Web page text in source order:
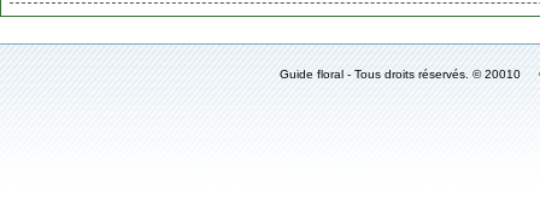
Guide floral - Tous droits réservés. ©